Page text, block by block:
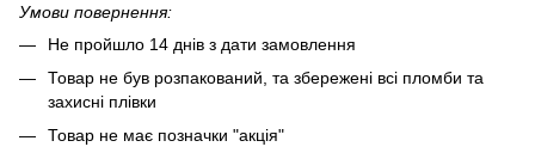
Умови повернення:
Не пройшло 14 днів з дати замовлення
Товар не був розпакований, та збережені всі пломби та
захисні плівки
Товар не має позначки "акція"